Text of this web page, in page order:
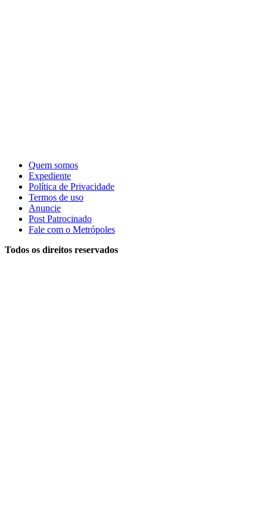
Quem somos
Expediente
Política de Privacidade
Termos de uso
Anuncie
Post Patrocinado
Fale com o Metrópoles
Todos os direitos reservados